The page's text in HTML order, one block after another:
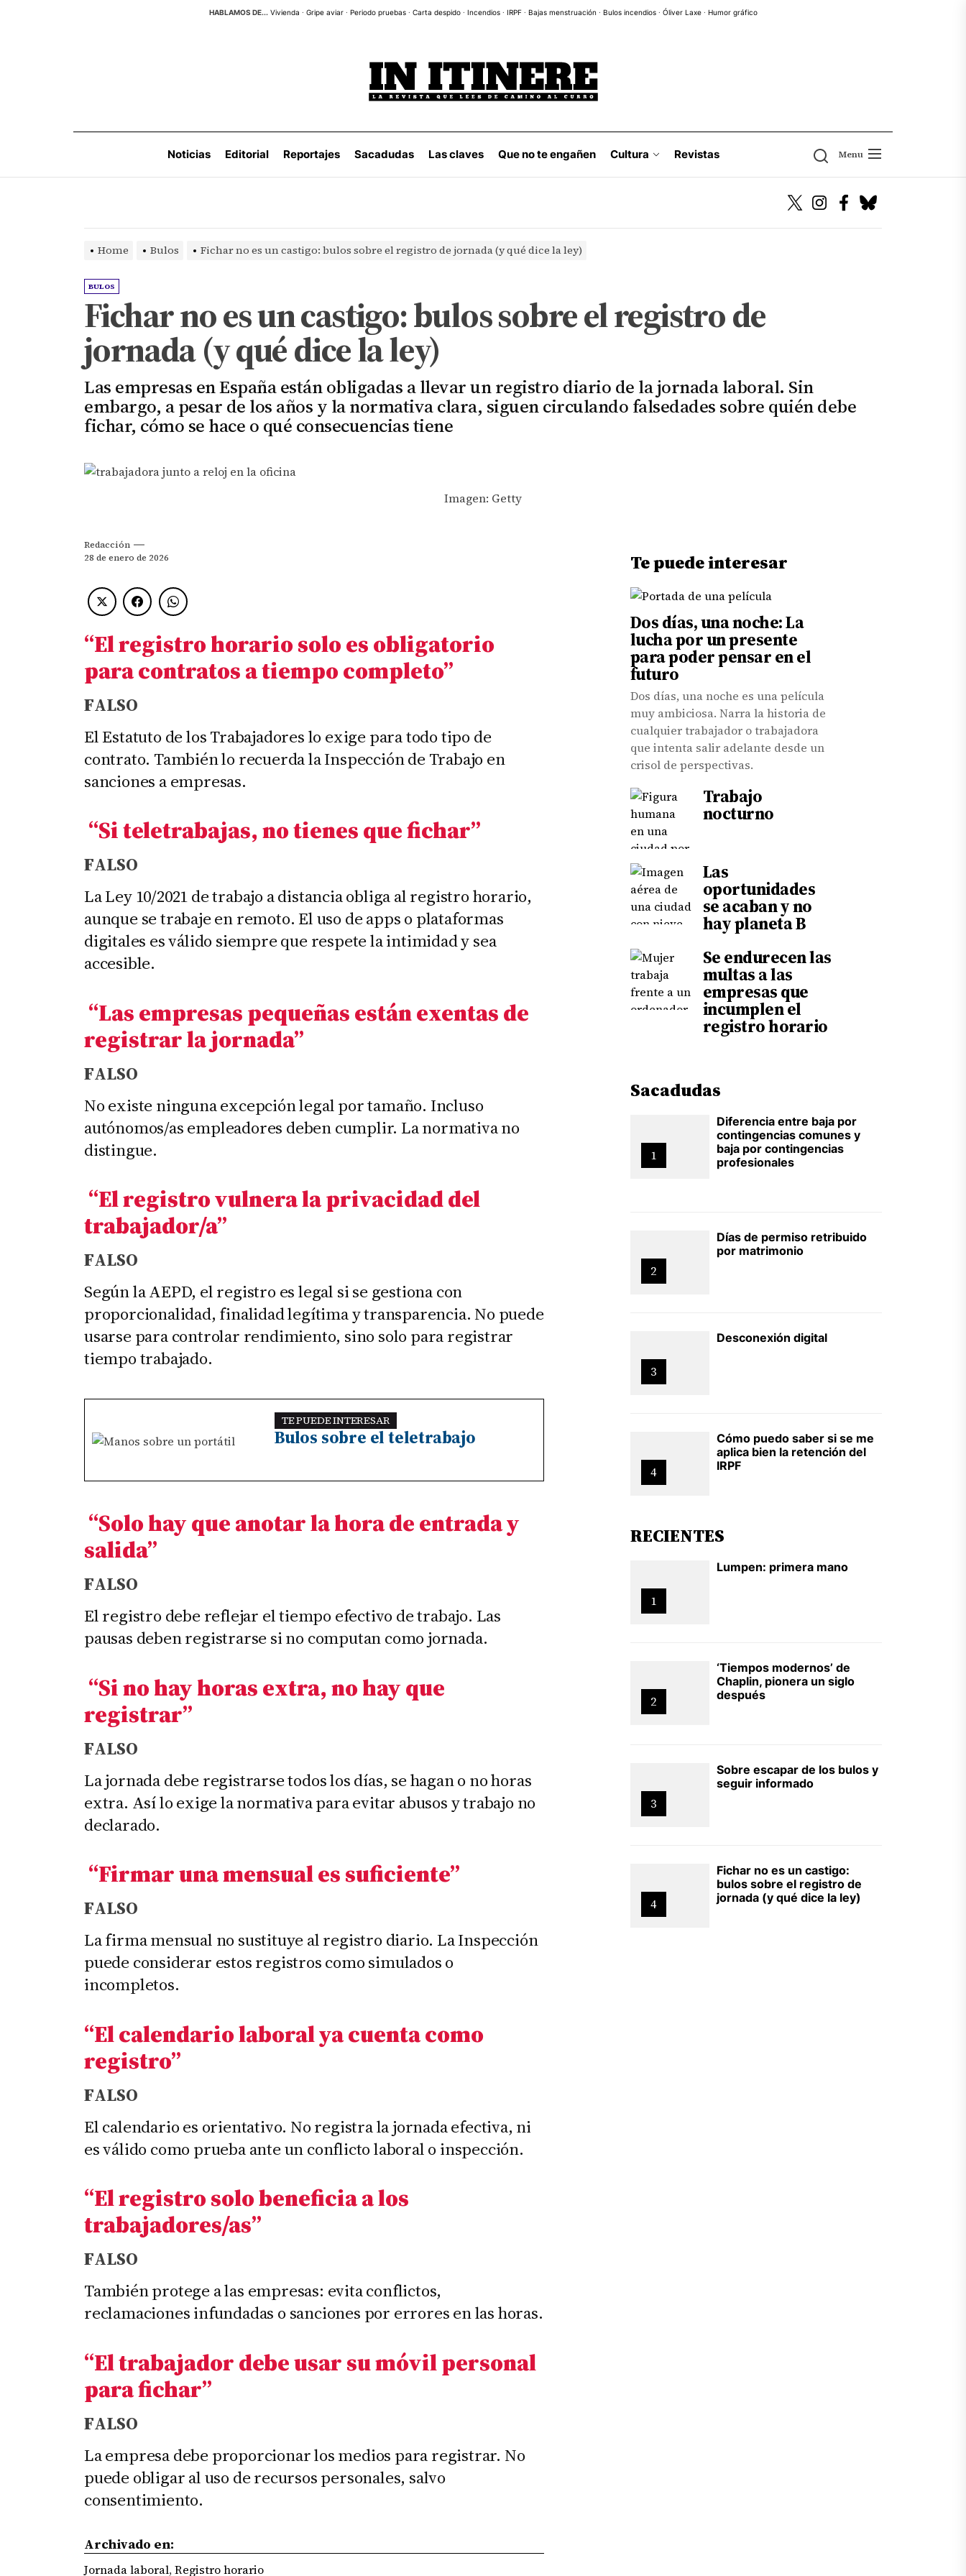
HABLAMOS DE... Vivienda · Gripe aviar· Periodo pruebas· Carta despido· Incendios· IRPF· Bajas menstruación · Bulos incendios· Óliver Laxe· Humor gráfico
Noticias Editorial Reportajes Sacadudas Las claves Que no te engañen Cultura Revistas Menu
Home Bulos Fichar no es un castigo: bulos sobre el registro de jornada (y qué dice la ley)
BULOS
Fichar no es un castigo: bulos sobre el registro de
jornada (y qué dice la ley)
Las empresas en España están obligadas a llevar un registro diario de la jornada laboral. Sin
embargo, a pesar de los años y la normativa clara, siguen circulando falsedades sobre quién debe
fichar, cómo se hace o qué consecuencias tiene
Imagen: Getty
Redacción
28 de enero de 2026
“El registro horario solo es obligatorio
para contratos a tiempo completo”
FALSO
El Estatuto de los Trabajadores lo exige para todo tipo de
contrato. También lo recuerda la Inspección de Trabajo en
sanciones a empresas.
“Si teletrabajas, no tienes que fichar”
FALSO
La Ley 10/2021 de trabajo a distancia obliga al registro horario,
aunque se trabaje en remoto. El uso de apps o plataformas
digitales es válido siempre que respete la intimidad y sea
accesible.
“Las empresas pequeñas están exentas de
registrar la jornada”
FALSO
No existe ninguna excepción legal por tamaño. Incluso
autónomos/as empleadores deben cumplir. La normativa no
distingue.
“El registro vulnera la privacidad del
trabajador/a”
FALSO
Según la AEPD, el registro es legal si se gestiona con
proporcionalidad, finalidad legítima y transparencia. No puede
usarse para controlar rendimiento, sino solo para registrar
tiempo trabajado.
TE PUEDE INTERESAR
Bulos sobre el teletrabajo
“Solo hay que anotar la hora de entrada y
salida”
FALSO
El registro debe reflejar el tiempo efectivo de trabajo. Las
pausas deben registrarse si no computan como jornada.
“Si no hay horas extra, no hay que
registrar”
FALSO
La jornada debe registrarse todos los días, se hagan o no horas
extra. Así lo exige la normativa para evitar abusos y trabajo no
declarado.
“Firmar una mensual es suficiente”
FALSO
La firma mensual no sustituye al registro diario. La Inspección
puede considerar estos registros como simulados o
incompletos.
“El calendario laboral ya cuenta como
registro”
FALSO
El calendario es orientativo. No registra la jornada efectiva, ni
es válido como prueba ante un conflicto laboral o inspección.
“El registro solo beneficia a los
trabajadores/as”
FALSO
También protege a las empresas: evita conflictos,
reclamaciones infundadas o sanciones por errores en las horas.
“El trabajador debe usar su móvil personal
para fichar”
FALSO
La empresa debe proporcionar los medios para registrar. No
puede obligar al uso de recursos personales, salvo
consentimiento.
Archivado en:
Jornada laboral,Registro horario
Te puede interesar
Dos días, una noche: La
lucha por un presente
para poder pensar en el
futuro
Dos días, una noche es una película
muy ambiciosa. Narra la historia de
cualquier trabajador o trabajadora
que intenta salir adelante desde un
crisol de perspectivas.
Trabajo
nocturno
Las
oportunidades
se acaban y no
hay planeta B
Se endurecen las
multas a las
empresas que
incumplen el
registro horario
Sacadudas
1
Diferencia entre baja por
contingencias comunes y
baja por contingencias
profesionales
2
Días de permiso retribuido
por matrimonio
3
Desconexión digital
4
Cómo puedo saber si se me
aplica bien la retención del
IRPF
RECIENTES
1
Lumpen: primera mano
2
‘Tiempos modernos’ de
Chaplin, pionera un siglo
después
3
Sobre escapar de los bulos y
seguir informado
4
Fichar no es un castigo:
bulos sobre el registro de
jornada (y qué dice la ley)